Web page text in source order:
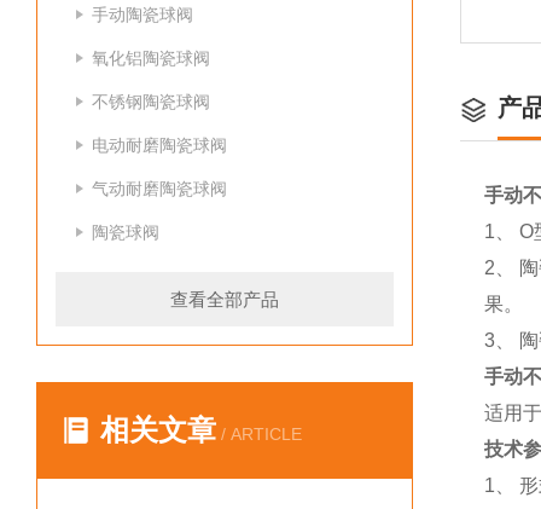
手动陶瓷球阀
氧化铝陶瓷球阀
不锈钢陶瓷球阀
电动耐磨陶瓷球阀
气动耐磨陶瓷球阀
陶瓷球阀
查看全部产品
相关文章 / ARTICLE
产
手动
1、 O
2、
果。
3、
手动
适用
技术
1、